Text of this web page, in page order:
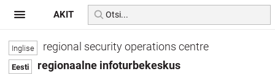
regional security operations centre
regionaalne infoturbekeskus
AKIT